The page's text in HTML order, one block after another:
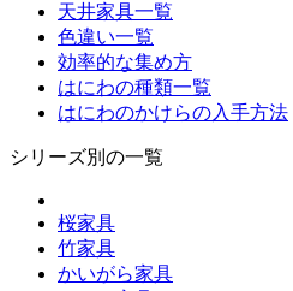
天井家具一覧
色違い一覧
効率的な集め方
はにわの種類一覧
はにわのかけらの入手方法
シリーズ別の一覧
桜家具
竹家具
かいがら家具